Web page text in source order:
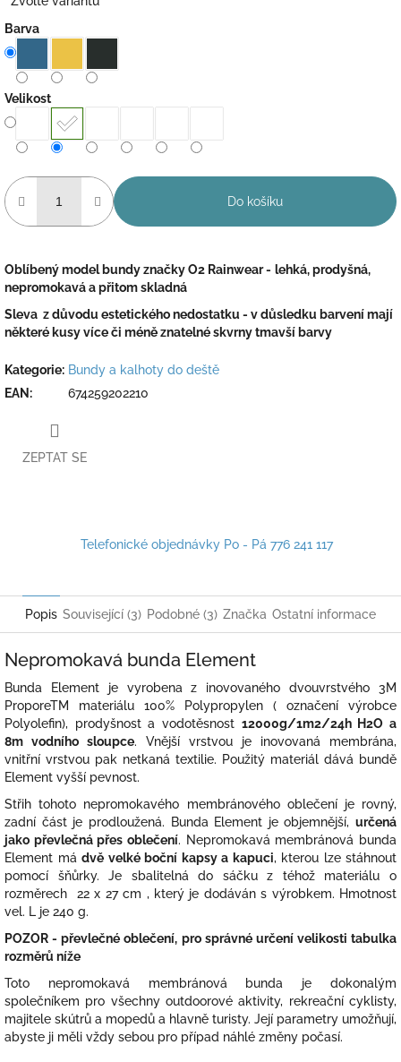
cena:
Barva
Velikost
Do košíku
Oblíbený model bundy značky O2 Rainwear - lehká, prodyšná,
nepromokavá a přitom skladná
Sleva z důvodu estetického nedostatku - v důsledku barvení mají
některé kusy více či méně znatelné skvrny tmavší barvy
Kategorie: Bundy a kalhoty do deště
EAN : 674259202210
ZEPTAT SE
Telefonické objednávky Po - Pá 776 241 117
Popis Související (3) Podobné (3) Značka Ostatní informace
Nepromokavá bunda Element
Bunda Element je vyrobena z inovovaného dvouvrstvého 3M
ProporeTM materiálu 100% Polypropylen ( označení výrobce
Polyolefin), prodyšnost a vodotěsnost 12000g/1m2/24h H2O a
8m vodního sloupce. Vnější vrstvou je inovovaná membrána,
vnitřní vrstvou pak netkaná textilie. Použitý materiál dává bundě
Element vyšší pevnost.
Střih tohoto nepromokavého membránového oblečení je rovný,
zadní část je prodloužená. Bunda Element je objemnější, určená
jako převlečná přes oblečení. Nepromokavá membránová bunda
Element má dvě velké boční kapsy a kapuci, kterou lze stáhnout
pomocí šňůrky. Je sbalitelná do sáčku z téhož materiálu o
rozměrech 22 x 27 cm , který je dodáván s výrobkem. Hmotnost
vel. L je 240 g.
POZOR - převlečné oblečení, pro správné určení velikosti tabulka
rozměrů níže
Toto nepromokavá membránová bunda je dokonalým
společníkem pro všechny outdoorové aktivity, rekreační cyklisty,
majitele skútrů a mopedů a hlavně turisty. Její parametry umožňují,
abyste ji měli vždy sebou pro případ náhlé změny počasí.